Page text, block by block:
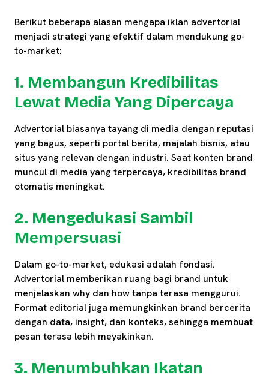
Berikut beberapa alasan mengapa iklan advertorial
menjadi strategi yang efektif dalam mendukung go-
to-market:
1. Membangun Kredibilitas
Lewat Media Yang Dipercaya
Advertorial biasanya tayang di media dengan reputasi
yang bagus, seperti portal berita, majalah bisnis, atau
situs yang relevan dengan industri. Saat konten brand
muncul di media yang terpercaya, kredibilitas brand
otomatis meningkat.
2. Mengedukasi Sambil
Mempersuasi
Dalam go-to-market, edukasi adalah fondasi.
Advertorial memberikan ruang bagi brand untuk
menjelaskan why dan how tanpa terasa menggurui.
Format editorial juga memungkinkan brand bercerita
dengan data, insight, dan konteks, sehingga membuat
pesan terasa lebih meyakinkan.
3. Menumbuhkan Ikatan